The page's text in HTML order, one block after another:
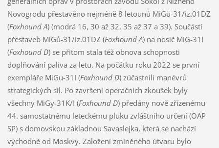
Novogrodu přestavěno nejméně 8 letounů MiGů-31/iz.01DZ
(Foxhound A) (modrá 16, 30 až 32, 35 až 37 a 39). Součástí
přestaveb MiGů-31/iz.01DZ (Foxhound A) na nosič MiG-31I
(Foxhound D) se přitom stala též obnova schopnosti
doplňování paliva za letu. Na počátku roku 2022 se první
exempláře MiGu-31I (Foxhound D) zúčastnili manévrů
strategických sil. Po završení operačních zkoušek byly
všechny MiGy-31K/I (Foxhound D) předány nově zřízenému
44. samostatnému leteckému pluku zvláštního určení (OAP
SP) s domovskou základnou Savaslejka, která se nachází
východně od Moskvy. Založení zmíněného útvaru bylo